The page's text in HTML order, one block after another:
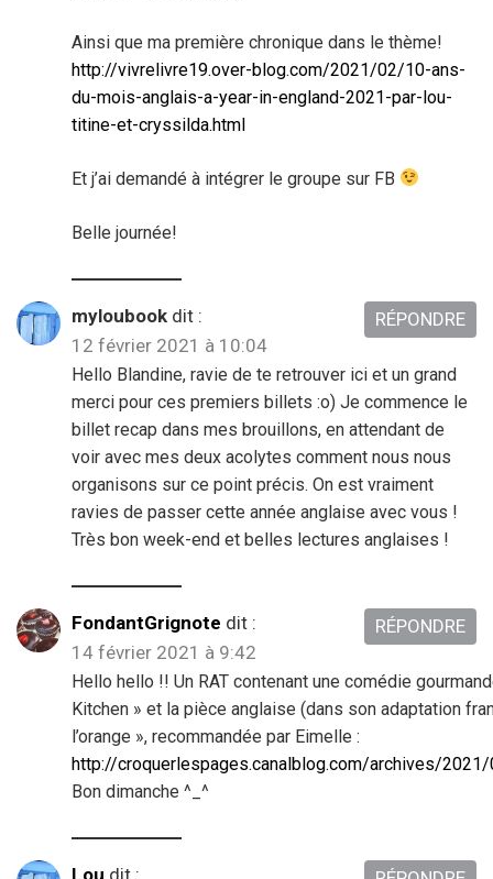
Ainsi que ma première chronique dans le thème!
http://vivrelivre19.over-blog.com/2021/02/10-ans-
du-mois-anglais-a-year-in-england-2021-par-lou-
titine-et-cryssilda.html
Et j’ai demandé à intégrer le groupe sur FB
Belle journée!
myloubook dit :
12 février 2021 à 10:04
Hello Blandine, ravie de te retrouver ici et un grand
merci pour ces premiers billets :o) Je commence le
billet recap dans mes brouillons, en attendant de
voir avec mes deux acolytes comment nous nous
organisons sur ce point précis. On est vraiment
ravies de passer cette année anglaise avec vous !
Très bon week-end et belles lectures anglaises !
RÉPONDRE
FondantGrignote dit :
14 février 2021 à 9:42
Hello hello !! Un RAT contenant une comédie
Kitchen » et la pièce anglaise (dans son adaptation
l’orange », recommandée par Eimelle :
http://croquerlespages.canalblog.com/archives/
Bon dimanche ^_^
RÉPONDRE
Lou dit :